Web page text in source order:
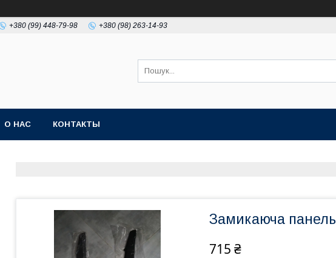
+380 (99) 448-79-98 +380 (98) 263-14-93
О НАС КОНТАКТЫ
Замикаюча панель
715 ₴